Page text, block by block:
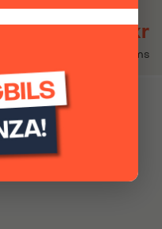
134 900 kr
Inkl. moms